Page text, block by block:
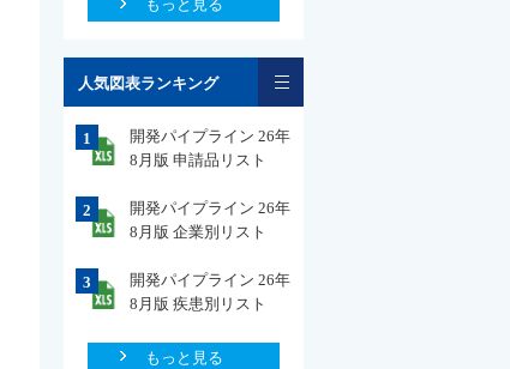
もっと見る
人気図表ランキング
1
開発パイプライン 26年
8月版 申請品リスト
2
開発パイプライン 26年
8月版 企業別リスト
3
開発パイプライン 26年
8月版 疾患別リスト
もっと見る